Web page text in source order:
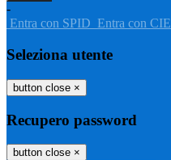
-
Entra con SPID Entra con CIE
Seleziona utente
button close ×
Recupero password
button close ×